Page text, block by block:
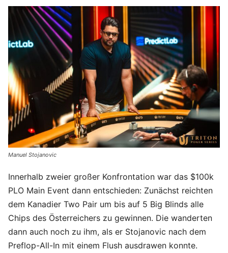
Manuel Stojanovic
Innerhalb zweier großer Konfrontation war das $100k
PLO Main Event dann entschieden: Zunächst reichten
dem Kanadier Two Pair um bis auf 5 Big Blinds alle
Chips des Österreichers zu gewinnen. Die wanderten
dann auch noch zu ihm, als er Stojanovic nach dem
Preflop-All-In mit einem Flush ausdrawen konnte.